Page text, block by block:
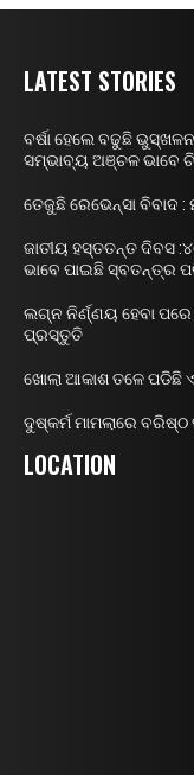
LATEST STORIES
ବର୍ଷା ହେଲେ ବଢୁଛି
ସମ୍ଭାବ୍ୟ ଅଞ୍ଚଳ ଭାବେ
ତେଜୁଛି ରେଭେନ୍ସା
ଜାତୀୟ ହସ୍ତତନ୍ତ ଦିବସ
ଭାବେ ପାଇଛି ସ୍ବତନ୍ତ୍ର
ଲଗ୍ନ ନିର୍ଣ୍ଣୟ ହେବା
ପ୍ରସ୍ତୁତି
ଖୋଲା ଆକାଶ ତଳେ ପଡିଛି
ଦୁଷ୍କର୍ମ ମାମଲାରେ
LOCATION